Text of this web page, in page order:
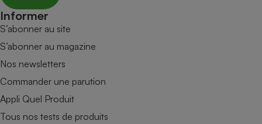
Informer
S’abonner au site
S’abonner au magazine
Nos newsletters
Commander une parution
Appli Quel Produit
Tous nos tests de produits